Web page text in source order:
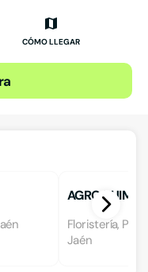
CÓMO LLEGAR
Floristería,
Jaén